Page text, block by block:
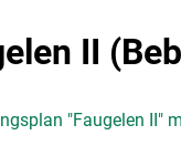
II
"Faugelen II"